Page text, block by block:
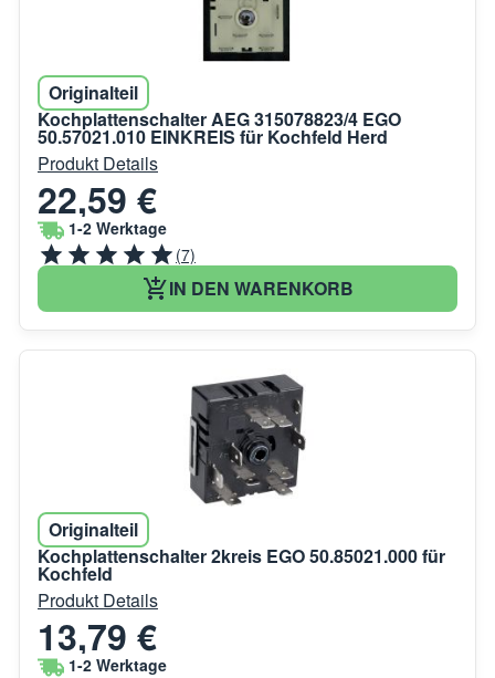
Originalteil
Kochplattenschalter AEG 315078823/4 EGO
50.57021.010 EINKREIS für Kochfeld Herd
Produkt Details
22,59 €
1-2 Werktage
(7)
IN DEN WARENKORB
Originalteil
Kochplattenschalter 2kreis EGO 50.85021.000 für
Kochfeld
Produkt Details
13,79 €
1-2 Werktage